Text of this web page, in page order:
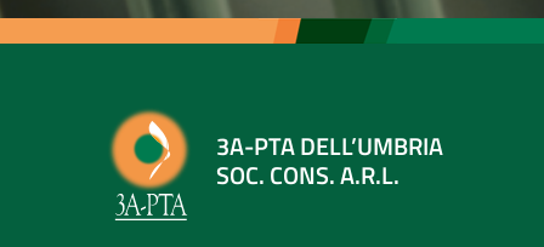
3A-PTA DELL’UMBRIA
SOC. CONS. A.R.L.